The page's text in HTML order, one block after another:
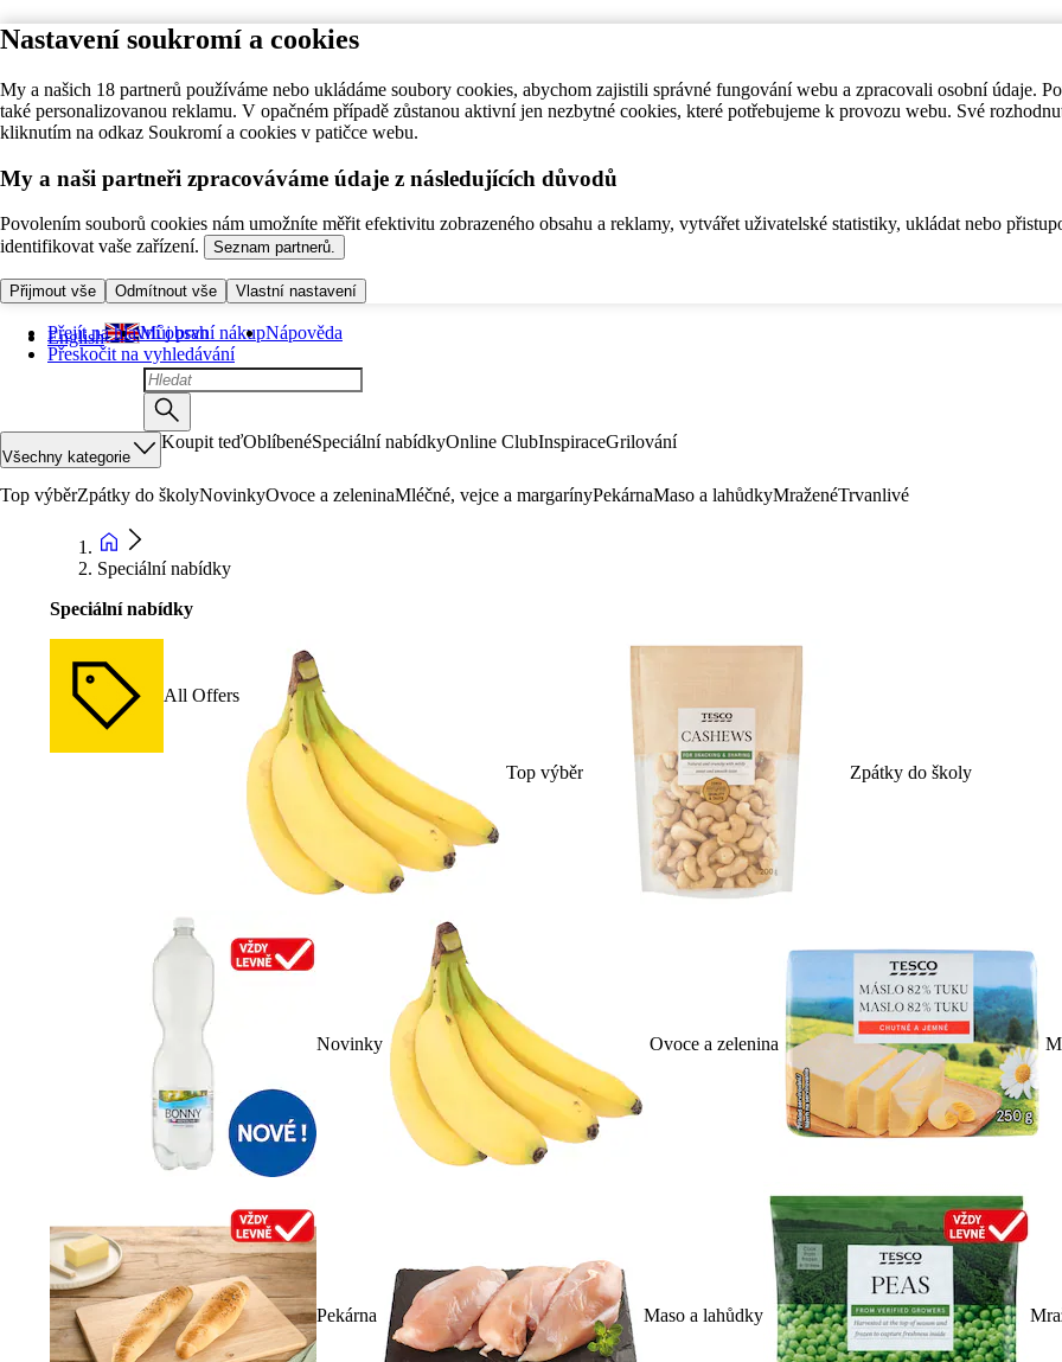
Nastavení soukromí a cookies
My a našich 18 partnerů používáme nebo ukládáme soubory cookies, abychom zajistili správné fungování webu a zpracovali osobní údaje.
také personalizovanou reklamu. V opačném případě zůstanou aktivní jen nezbytné cookies, které potřebujeme k provozu webu. Své
kliknutím na odkaz Soukromí a cookies v patičce webu.
My a naši partneři zpracováváme údaje z následujících důvodů
Povolením souborů cookies nám umožníte měřit efektivitu zobrazeného obsahu a reklamy, vytvářet uživatelské statistiky, ukládat nebo
identifikovat vaše zařízení.
Seznam partnerů.
Přijmout vše Odmítnout vše Vlastní nastavení
Přejít na hlavní obsah
Přeskočit na vyhledávání
English Můj první nákupNápověda
Všechny kategorie
Koupit teďOblíbenéSpeciální nabídkyOnline ClubInspiraceGrilování
Top výběrZpátky do školyNovinkyOvoce a zeleninaMléčné, vejce a margarínyPekárnaMaso a lahůdkyMraženéTrvanlivé
Speciální nabídky
Speciální nabídky
All Offers
Top výběr Zpátky do školy
Novinky Ovoce a zelenina
Pekárna Maso a lahůdky